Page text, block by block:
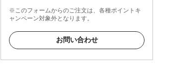
※このフォームからのご注文は、各種ポイントキ
ャンペーン対象外となります。
お問い合わせ